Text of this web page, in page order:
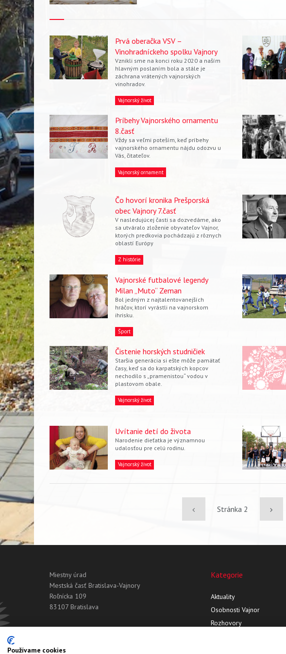
Vyhľadávanie
Prvá oberačka VSV –
Vinohradníckeho spolku Vajnory
Vznikli sme na konci roku 2020 a naším
hlavným poslaním bola a stále je
záchrana vrátených vajnorských
vinohradov.
Vajnorský život
Príbehy Vajnorského ornamentu
8.časť
Vždy sa veľmi poteším, keď príbehy
vajnorského ornamentu nájdu odozvu u
Vás, čitateľov.
Vajnorský ornament
Čo hovorí kronika Prešporská
obec Vajnory 7.časť
V nasledujúcej časti sa dozvedáme, ako
sa utváralo zloženie obyvateľov Vajnor,
ktorých predkovia pochádzajú z rôznych
oblastí Európy
Z histórie
Vajnorské futbalové legendy
Milan „Muto“ Zeman
Bol jedným z najtalentovanejších
hráčov, ktorí vyrástli na vajnorskom
ihrisku.
Šport
Čistenie horských studničiek
Staršia generácia si ešte môže pamätať
časy, keď sa do karpatských kopcov
nechodilo s „pramenistou“ vodou v
plastovom obale.
Vajnorský život
Uvítanie detí do života
Narodenie dieťatka je významnou
udalosťou pre celú rodinu.
Vajnorský život
PreviousStránka 2 Ďalšia
Miestny úrad
Mestská časť Bratislava-Vajnory
Roľnícka 109
83107 Bratislava
Kategorie
Aktuality
Osobnosti Vajnor
Rozhovory
Používame cookies